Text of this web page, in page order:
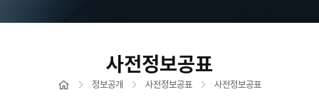
사전정보공표
정보공개 사전정보공표 사전정보공표